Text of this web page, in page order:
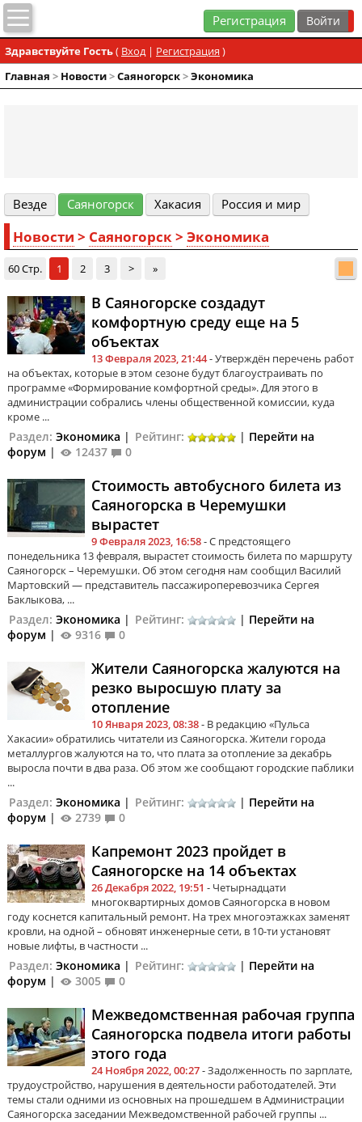
Регистрация
Здравствуйте Гость( Вход| Регистрация )
Главная > Новости>Cаяногорск>Экономика
Везде Cаяногорск Хакасия Россия и мир
Новости > Cаяногорск> Экономика
60 Стр. 1 2 3 > »
В Саяногорске создадут
комфортную среду еще на 5
объектах
13 Февраля 2023, 21:44- Утверждён перечень работ
на объектах, которые в этом сезоне будут благоустраивать по
программе «Формирование комфортной среды». Для этого в
администрации собрались члены общественной комиссии, куда
кроме ...
Раздел: Экономика | Рейтинг: | Перейти на
форум | 12437 0
Стоимость автобусного билета из
Саяногорска в Черемушки
вырастет
9 Февраля 2023, 16:58- С предстоящего
понедельника 13 февраля, вырастет стоимость билета по маршруту
Саяногорск – Черемушки. Об этом сегодня нам сообщил Василий
Мартовский — представитель пассажироперевозчика Сергея
Баклыкова, ...
Раздел: Экономика | Рейтинг: | Перейти на
форум | 9316 0
Жители Саяногорска жалуются на
резко выросшую плату за
отопление
10 Января 2023, 08:38- В редакцию «Пульса
Хакасии» обратились читатели из Саяногорска. Жители города
металлургов жалуются на то, что плата за отопление за декабрь
выросла почти в два раза. Об этом же сообщают городские паблики
...
Раздел: Экономика | Рейтинг: | Перейти на
форум | 2739 0
Капремонт 2023 пройдет в
Саяногорске на 14 объектах
26 Декабря 2022, 19:51 - Четырнадцати
многоквартирных домов Саяногорска в новом
году коснется капитальный ремонт. На трех многоэтажках заменят
кровли, на одной – обновят инженерные сети, в 10-ти установят
новые лифты, в частности ...
Раздел: Экономика | Рейтинг: | Перейти на
форум | 3005 0
Межведомственная рабочая группа
Саяногорска подвела итоги работы
этого года
24 Ноября 2022, 00:27- Задолженность по зарплате,
трудоустройство, нарушения в деятельности работодателей. Эти
темы стали одними из основных на прошедшем в Администрации
Саяногорска заседании Межведомственной рабочей группы ...